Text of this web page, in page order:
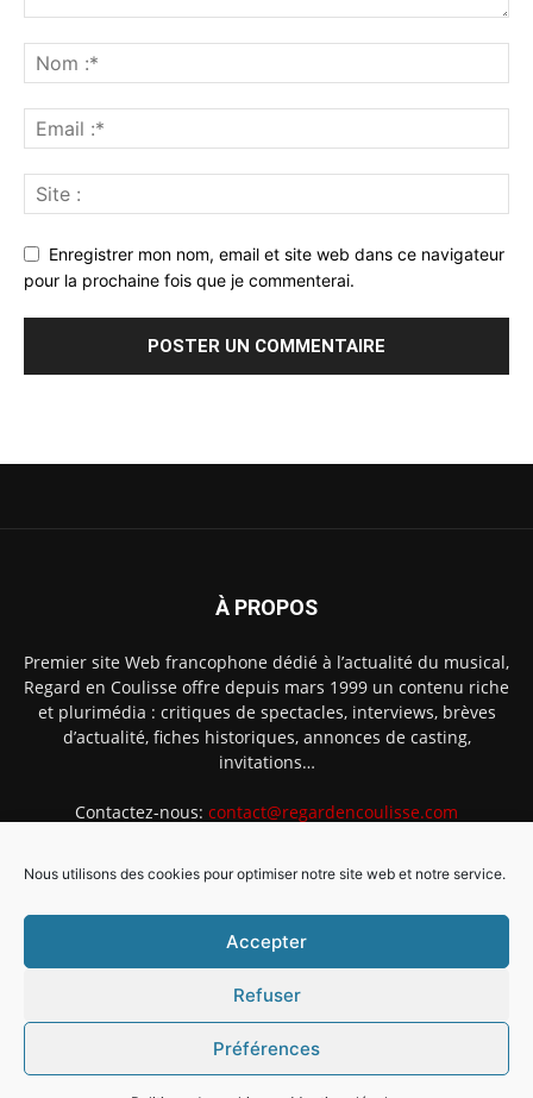
Nous utilisons des cookies pour optimiser notre site web et notre service.
Accepter
Refuser
Préférences
Enregistrer mon nom, email et site web dans ce navigateur
pour la prochaine fois que je commenterai.
À PROPOS
Premier site Web francophone dédié à l’actualité du musical,
Regard en Coulisse offre depuis mars 1999 un contenu riche
et plurimédia : critiques de spectacles, interviews, brèves
d’actualité, fiches historiques, annonces de casting,
invitations…
Contactez-nous: contact@regardencoulisse.com
Intégration Ghislain Fayard
Mentions légales